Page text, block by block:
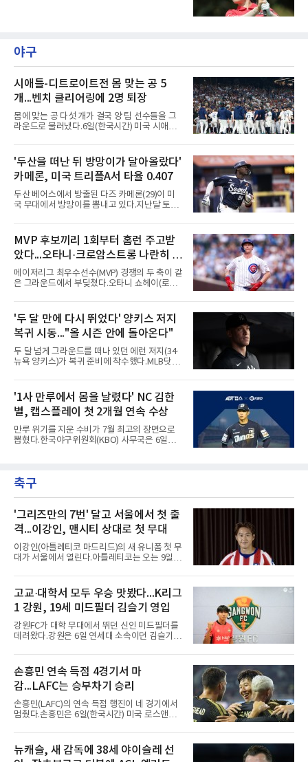
홀에서 경기하고 있다.
야구
시애틀-디트로이트전 몸 맞는 공 5
개...벤치 클리어링에 2명 퇴장
몸에 맞는 공 다섯 개가 결국 양 팀 선수들을 그
라운드로 불러냈다.6일(한국시간) 미국 시애틀
로이트 타이거스의 경기에서 벤치 클리어링이
벌어졌다. 난투극으로 번지지는 않았으나 좌완
게이브 스파이어와 댄 윌슨 시애틀 감독이 퇴장
당했다.발단은 선발이었다. 시애틀 브라이언 우
가 디트로이트 타자를 세 차례 맞혔다. 다만 팔꿈
치 보호대에 맞거나 변화구에 발이 스치는 수준
이어서 치명적이지는 않았다.분위기는 그다음에
리를 맞혔다. 토레스와 시애틀 포수 칼 롤리가 말
을 주고받자 AJ 힌치 디
'두산을 떠난 뒤 방망이가 달아올랐다'
카메론, 미국 트리플A서 타율 0.407
두산 베어스에서 방출된 다즈 카메론(29)이 미
국 무대에서 방망이를 뽐내고 있다.지난달 토론
론은 루키리그 2경기를 거쳐 트리플A 버펄로 바
이슨스로 승격한 뒤 연일 뜨거운 타격감을 보이
고 있다.수치가 압도적이다. 트리플A 15경기에
서 타율 0.407(54타수 22안타), 2홈런, 10타점,
8도루를 기록 중이며 OPS는 1.151에 이른다.
15경기 중 14경기에서 안타를 만들었고 최근 7
경기 연속 안타도 이어갔다.6일(한국시간) 노퍽
을 놓았고, 버펄로는 이 회에만 5점을 뽑아 7-6
역전승을 거뒀다.한국에서의 성적도
MVP 후보끼리 1회부터 홈런 주고받
았다...오타니·크로암스트롱 나란히 홈
런 맞불
메이저리그 최우수선수(MVP) 경쟁의 두 축이 같
은 그라운드에서 부딪쳤다.오타니 쇼헤이(로스
컵스)은 6일(한국시간) 미국 시카고 리글리필드
에서 나란히 홈런 두 방씩을 주고받았다.첫 회부
터 불이 붙었다. 1회초 선두타자 오타니가 컵스
선발 이마나가 쇼타를 상대로 우월 솔로 홈런을
뽑자, 1회말 크로암스트롱이 다저스 선발 에릭
라워를 상대로 중월 솔로 홈런으로 응수했다. 최
근 50년간 리글리필드에서 1회 양 팀 선두타자
10위 이내 선수끼리 이런 공방을 벌인 사례는 처
음이다.흐름은 크로암스트롱
'두 달 만에 다시 뛰었다' 양키스 저지
복귀 시동..."올 시즌 안에 돌아온다"
두 달 넘게 그라운드를 떠나 있던 에런 저지(34·
뉴욕 양키스)가 복귀 준비에 착수했다.MLB닷컴
뒤 야외 달리기와 상체 저항 운동으로 훈련 강도
를 높여도 된다는 허가를 받았다고 전했다.저지
는 이날 뉴욕 양키스타디움에서 열린 세인트루
이스 카디널스전을 앞두고 야구 장비를 착용한
채 스트레칭과 조깅, 저항 밴드 훈련을 소화했
다. 아메리칸리그 최우수선수(MVP) 3회 수상자
인 그가 부상 이후 야외 달리기에 나선 것은 처음
는 것이 계획이었고 올해를 접겠다고 생각한 적
은 없다고 말했다.이탈은
'1사 만루에서 몸을 날렸다' NC 김한
별, 캡스플레이 첫 2개월 연속 수상
만루 위기를 지운 수비가 7월 최고의 장면으로
뽑혔다.한국야구위원회(KBO) 사무국은 6일
이 상 제정 이래 첫 사례다.ADT캡스가 KBO와
함께 시상하는 이 상은 공식 기록위원이 승리 확
최고점을 받은 수비 장면에 준다.수상 장면은 지
난달 23일 서울 잠실구장에서 나왔다. NC가 7-5
로 앞선 8회말 1사 만루에서 김한별은 LG 트윈
스 오지환의 강한 타구에 몸을 날려 막아낸 뒤 유
격수 김주원에게 연결했다. 김주원이 1루수 블
레인에게 던지며 4-6-3 병살타가 완
축구
'그리즈만의 7번' 달고 서울에서 첫 출
격...이강인, 맨시티 상대로 첫 무대
이강인(아틀레티코 마드리드)의 새 유니폼 첫 무
대가 서울에서 열린다.아틀레티코는 오는 9일
와 2026 쿠팡플레이 시리즈 친선 경기를 치른다.
구단 소집 명단에 이강인이 포함되면서 변수가
없는 한 그의 첫 출격은 서울이 된다.등번호부터
무게가 실렸다. 이강인은 첫 경기부터 7번을 단
다. 2010년대 팀의 전성기를 이끈 앙투안 그리즈
만이 달았던 번호다.합류 과정은 순탄치 않았다.
스페인으로 건너가려던 그는 병역 특례 행정 절
짧게 호흡을 맞춰 경기에 나선다.역할도 관심사
다. 유려한 탈압박과
고교·대학서 모두 우승 맛봤다...K리그
1 강원, 19세 미드필더 김슬기 영입
강원FC가 대학 무대에서 뛰던 신인 미드필더를
데려왔다.강원은 6일 연세대 소속이던 김슬기
조건을 갖췄다.이력은 우승으로 채워져 있다. 수
원고 시절 주축으로 활약하며 지난해 전국고등
리그와 추계전국고등대회 우승에 기여했고, 올
해 연세대 진학 후에는 춘계한산대첩기대학대회
정상에 올랐다. 2024년에는 17세 이하(U-17) 대
표팀 훈련에도 소집됐다.김슬기는 입단하게 돼
기쁘고 영광이라며 프로 무대에서도 성장해 팀
손흥민 연속 득점 4경기서 마
감...LAFC는 승부차기 승리
손흥민(LAFC)의 연속 득점 행진이 네 경기에서
멈췄다.손흥민은 6일(한국시간) 미국 로스앤젤
컵 리그 페이즈 1차전 치바스 과달라하라(멕시
코)전에 선발 출전했으나 공격포인트 없이 후반
41분 타일러 보이드와 교체됐다. 이날 골을 넣었
뉴캐슬, 새 감독에 38세 야이슬레 선